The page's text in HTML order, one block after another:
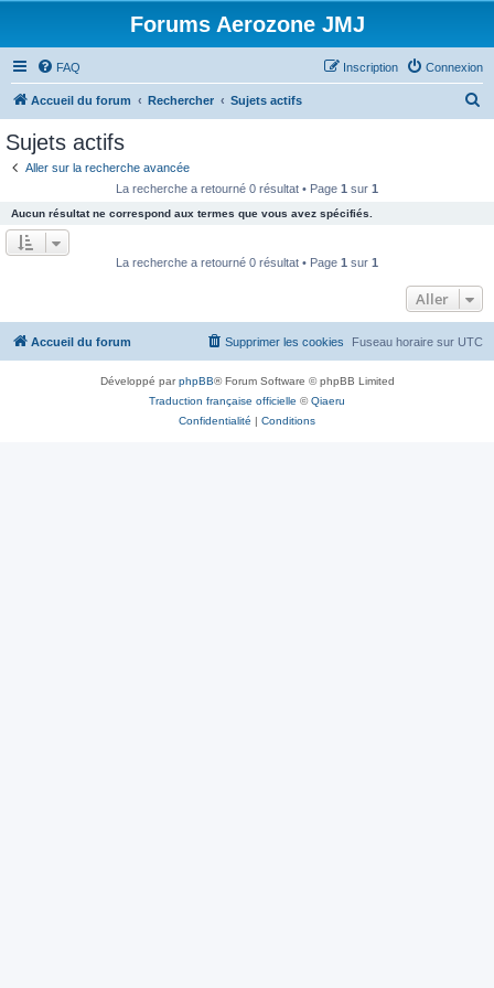
Forums Aerozone JMJ
FAQ Connexion
Inscription
Accueil du forum Rechercher Sujets actifs
e
Sujets actifs
Aller sur la recherche avancée
La recherche a retourné 0 résultat • Page 1 sur 1
Aucun résultat ne correspond aux termes que vous avez spécifiés.
La recherche a retourné 0 résultat • Page 1 sur 1
Aller
Accueil du forum Fuseau horaire sur UTC
Supprimer les cookies
Développé parphpBB® Forum Software © phpBB Limited
Traduction française officielle ©Qiaeru
Confidentialité | Conditions